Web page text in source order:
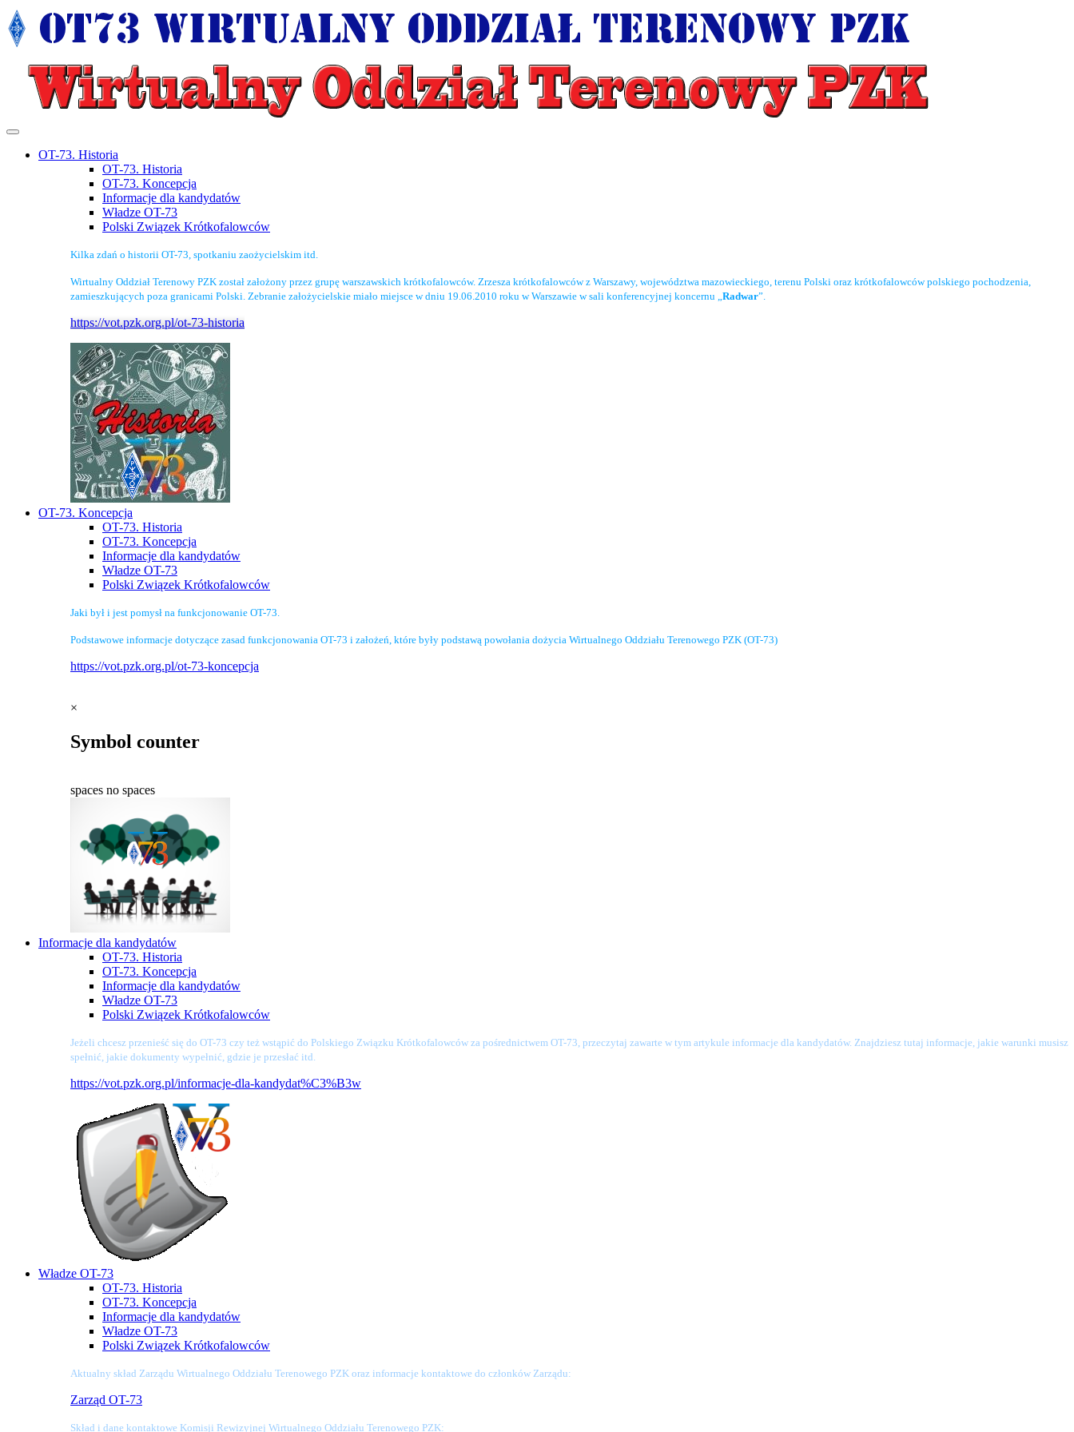
OT-73. Historia
OT-73. Historia
OT-73. Koncepcja
Informacje dla kandydatów
Władze OT-73
Polski Związek Krótkofalowców
Kilka zdań o historii OT-73, spotkaniu zaożycielskim itd.
Wirtualny Oddział Terenowy PZK został założony przez grupę warszawskich krótkofalowców. Zrzesza krótkofalowców z Warszawy, województwa mazowieckiego, terenu Polski oraz krótkofalowców polskiego pochodzenia,
zamieszkujących poza granicami Polski. Zebranie założycielskie miało miejsce w dniu 19.06.2010 roku w Warszawie w sali konferencyjnej koncernu „Radwar”.
https://vot.pzk.org.pl/ot-73-historia
OT-73. Koncepcja
OT-73. Historia
OT-73. Koncepcja
Informacje dla kandydatów
Władze OT-73
Polski Związek Krótkofalowców
Jaki był i jest pomysł na funkcjonowanie OT-73.
Podstawowe informacje dotyczące zasad funkcjonowania OT-73 i założeń, które były podstawą powołania dożycia Wirtualnego Oddziału Terenowego PZK (OT-73)
https://vot.pzk.org.pl/ot-73-koncepcja
×
Symbol counter
spaces no spaces
Informacje dla kandydatów
OT-73. Historia
OT-73. Koncepcja
Informacje dla kandydatów
Władze OT-73
Polski Związek Krótkofalowców
Jeżeli chcesz przenieść się do OT-73 czy też wstąpić do Polskiego Związku Krótkofalowców za pośrednictwem OT-73, przeczytaj zawarte w tym artykule informacje dla kandydatów. Znajdziesz tutaj informacje, jakie warunki musisz
spełnić, jakie dokumenty wypełnić, gdzie je przesłać itd.
https://vot.pzk.org.pl/informacje-dla-kandydat%C3%B3w
Władze OT-73
OT-73. Historia
OT-73. Koncepcja
Informacje dla kandydatów
Władze OT-73
Polski Związek Krótkofalowców
Aktualny skład Zarządu Wirtualnego Oddziału Terenowego PZK oraz informacje kontaktowe do członków Zarządu:
Zarząd OT-73
Skład i dane kontaktowe Komisji Rewizyjnej Wirtualnego Oddziału Terenowego PZK: